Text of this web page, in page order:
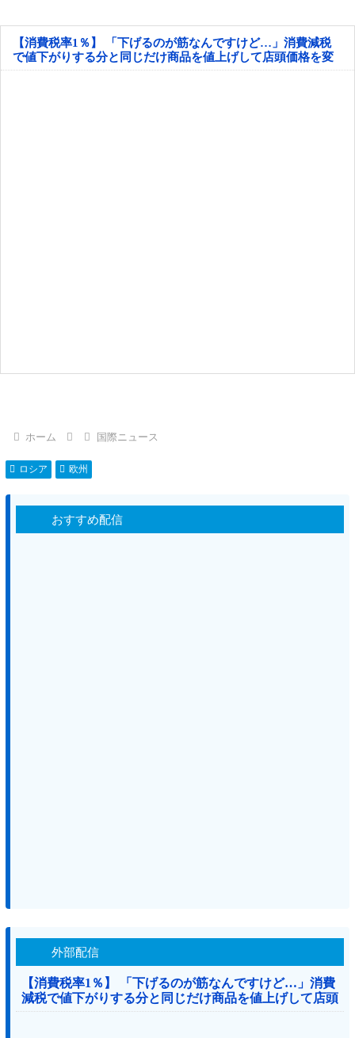
【消費税率1％】 「下げるのが筋なんですけど…」消費減税
で値下がりする分と同じだけ商品を値上げして店頭価格を変
えない店も
ホーム 国際ニュース
ロシア 欧州
おすすめ配信
外部配信
【消費税率1％】 「下げるのが筋なんですけど…」消費
減税で値下がりする分と同じだけ商品を値上げして店頭
価格を変えない店も